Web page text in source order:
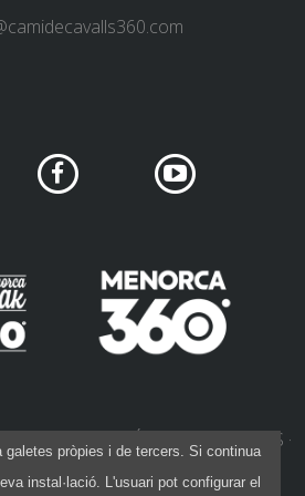
SOCIALS
POLÍTICA DE COOKIES
pròpies i de tercers. Si continua
instal·lació. L'usuari pot configurar el